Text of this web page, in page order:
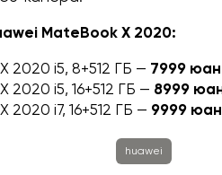
MateBook X 2020:
2020 i5, 8+512 ГБ — 7999
2020 i5, 16+512 ГБ — 8999
i7, 16+512 ГБ — 9999
huawei